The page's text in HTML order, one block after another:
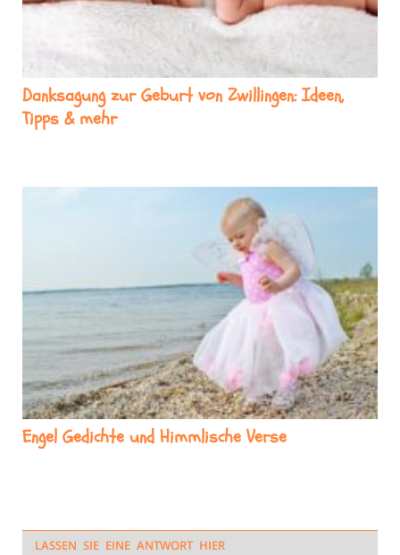
Danksagung zur Geburt von Zwillingen: Ideen,
Tipps & mehr
Engel Gedichte und Himmlische Verse
LASSEN SIE EINE ANTWORT HIER